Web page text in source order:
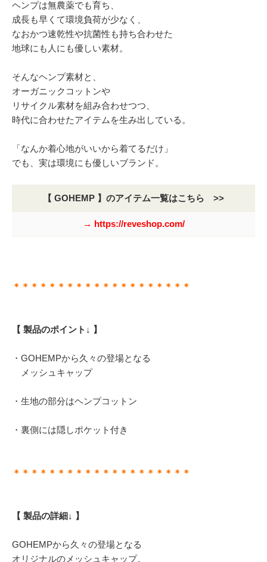
ヘンプは無農薬でも育ち、
成長も早くて環境負荷が少なく、
なおかつ速乾性や抗菌性も持ち合わせた
地球にも人にも優しい素材。
そんなヘンプ素材と、
オーガニックコットンや
リサイクル素材を組み合わせつつ、
時代に合わせたアイテムを生み出している。
「なんか着心地がいいから着てるだけ」
でも、実は環境にも優しいブランド。
【 GOHEMP 】のアイテム一覧はこちら >>
→ https://reveshop.com/
＊＊＊＊＊＊＊＊＊＊＊＊＊＊＊＊＊＊＊＊
【 製品のポイント↓ 】
・GOHEMPから久々の登場となる
メッシュキャップ
・生地の部分はヘンプコットン
・裏側には隠しポケット付き
＊＊＊＊＊＊＊＊＊＊＊＊＊＊＊＊＊＊＊＊
【 製品の詳細↓ 】
GOHEMPから久々の登場となる
オリジナルのメッシュキャップ。